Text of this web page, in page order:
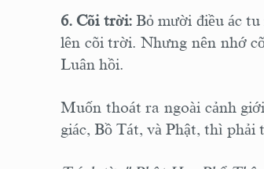
6. Cõi trời:Bỏ mười điều ác tu
lên cõi trời. Nhưng nên nhớ
Luân hồi.
Muốn thoát ra ngoài cảnh
giác, Bồ Tát, và Phật, thì phải